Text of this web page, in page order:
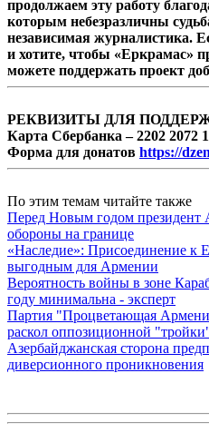
продолжаем эту работу
которым небезразличны
независимая журналистика.
и хотите, чтобы «Еркрамас»
можете поддержать проект
РЕКВИЗИТЫ ДЛЯ
Карта Сбербанка – 2202 2072
Форма для донатов https://
По этим темам читайте также
Перед Новым годом президент
обороны на границе
«Наследие»: Присоединение
выгодным для Армении
Вероятность войны в зоне
году минимальна - эксперт
Партия "Процветающая
раскол оппозиционной "тройки"
Азербайджанская сторона
диверсионного проникновения